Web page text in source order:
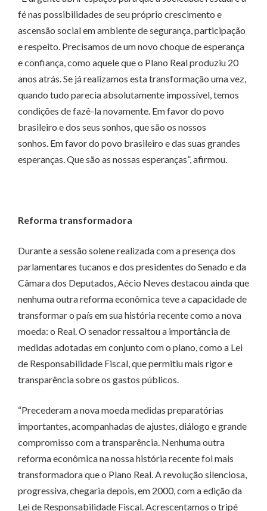
fé nas possibilidades de seu próprio crescimento e
ascensão social em ambiente de segurança, participação
e respeito. Precisamos de um novo choque de esperança
e confiança, como aquele que o Plano Real produziu 20
anos atrás. Se já realizamos esta transformação uma vez,
quando tudo parecia absolutamente impossível, temos
condições de fazê-la novamente. Em favor do povo
brasileiro e dos seus sonhos, que são os nossos
sonhos. Em favor do povo brasileiro e das suas grandes
esperanças. Que são as nossas esperanças”, afirmou.
Reforma transformadora
Durante a sessão solene realizada com a presença dos
parlamentares tucanos e dos presidentes do Senado e da
Câmara dos Deputados, Aécio Neves destacou ainda que
nenhuma outra reforma econômica teve a capacidade de
transformar o país em sua história recente como a nova
moeda: o Real. O senador ressaltou a importância de
medidas adotadas em conjunto com o plano, como a Lei
de Responsabilidade Fiscal, que permitiu mais rigor e
transparência sobre os gastos públicos.
“Precederam a nova moeda medidas preparatórias
importantes, acompanhadas de ajustes, diálogo e grande
compromisso com a transparência. Nenhuma outra
reforma econômica na nossa história recente foi mais
transformadora que o Plano Real. A revolução silenciosa,
progressiva, chegaria depois, em 2000, com a edição da
Lei de Responsabilidade Fiscal. Acrescentamos o tripé